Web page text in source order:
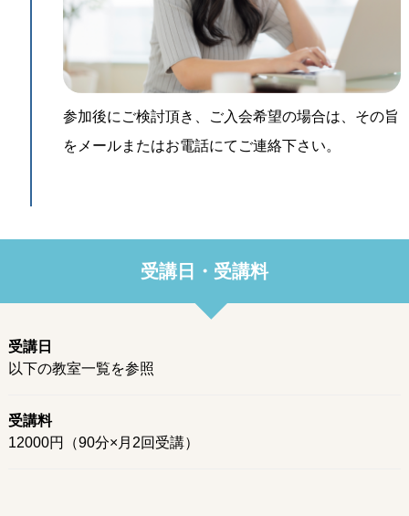
参加後にご検討頂き、ご入会希望の場合は、その旨
をメールまたはお電話にてご連絡下さい。
受講日・受講料
受講日
以下の教室一覧を参照
受講料
12000円（90分×月2回受講）